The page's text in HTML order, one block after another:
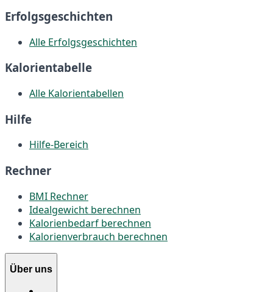
Erfolgsgeschichten
Alle Erfolgsgeschichten
Kalorientabelle
Alle Kalorientabellen
Hilfe
Hilfe-Bereich
Rechner
BMI Rechner
Idealgewicht berechnen
Kalorienbedarf berechnen
Kalorienverbrauch berechnen
Über uns